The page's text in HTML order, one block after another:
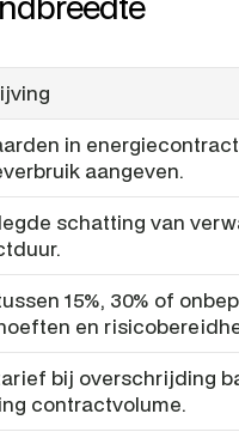
in
aangeven.
schatting van
15%, 30% of
en
bij overschrijding
contractvolume.